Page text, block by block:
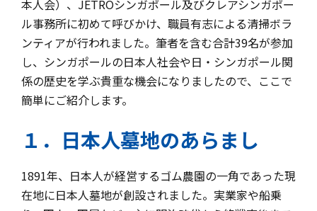
本人会）、JETROシンガポール及びクレアシンガポー
ル事務所に初めて呼びかけ、職員有志による清掃ボラ
ンティアが行われました。筆者を含む合計39名が参加
し、シンガポールの日本人社会や日・シンガポール関
係の歴史を学ぶ貴重な機会になりましたので、ここで
簡単にご紹介します。
１．日本人墓地のあらまし
1891年、日本人が経営するゴム農園の一角であった現
在地に日本人墓地が創設されました。実業家や船乗